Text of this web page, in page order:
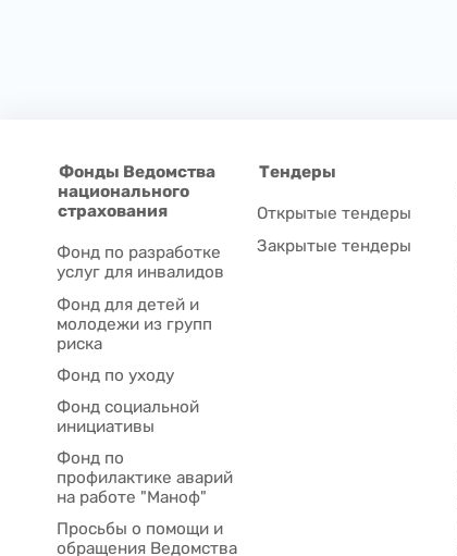
Тендеры
Открытые тендеры
Закрытые тендеры
Фонды Ведомства
национального
страхования
Фонд по разработке
услуг для инвалидов
Фонд для детей и
молодежи из групп
риска
Фонд по уходу
Фонд социальной
инициативы
Фонд по
профилактике аварий
на работе "Маноф"
Просьбы о помощи и
обращения Ведомства